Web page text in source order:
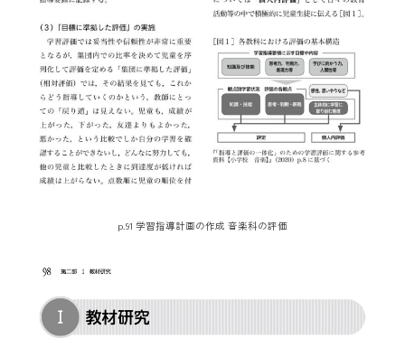
p.91 学習指導計画の作成 音楽科の評価